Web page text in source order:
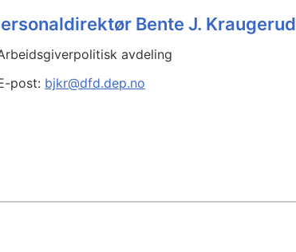
Bente J. Kraugerud
avdeling
post: bjkr@dfd.dep.no